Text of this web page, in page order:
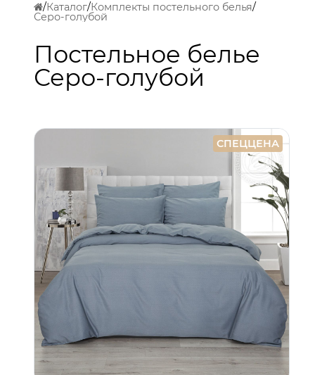
Каталог Комплекты постельного белья
Серо-голубой
Постельное белье
Серо-голубой
СПЕЦЦЕНА